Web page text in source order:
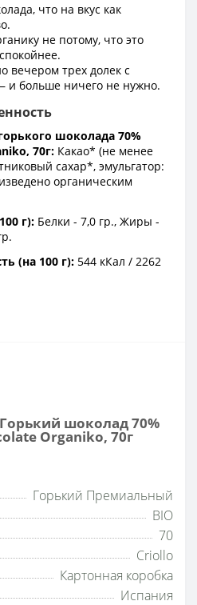
что на вкус как
не потому, что это
вечером трех долек с
и больше ничего не нужно.
шоколада 70%
70г: Какао* (не менее
сахар*, эмульгатор:
органическим
г): Белки - 7,0 гр., Жиры -
(на 100 г): 544 кКал / 2262
шоколад 70%
Organiko, 70г
Горький Премиальный
BIO
70
Criollo
Картонная коробка
Испания